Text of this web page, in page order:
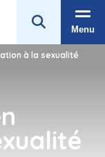
Menu
à la sexualité